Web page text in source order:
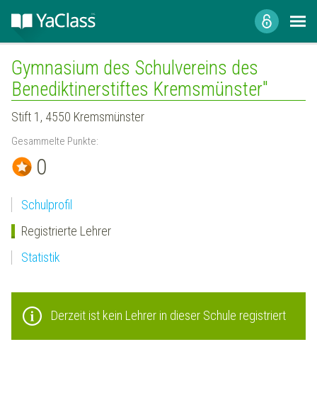
Gymnasium des Schulvereins des
Benediktinerstiftes Kremsmünster"
Stift 1, 4550 Kremsmünster
Gesammelte Punkte:
0
Schulprofil
Registrierte Lehrer
Statistik
Derzeit ist kein Lehrer in dieser Schule registriert